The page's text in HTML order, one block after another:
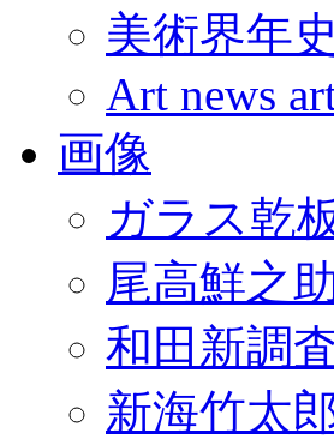
美術界年史
Art news
画像
ガラス乾
尾高鮮之
和田新調
新海竹太